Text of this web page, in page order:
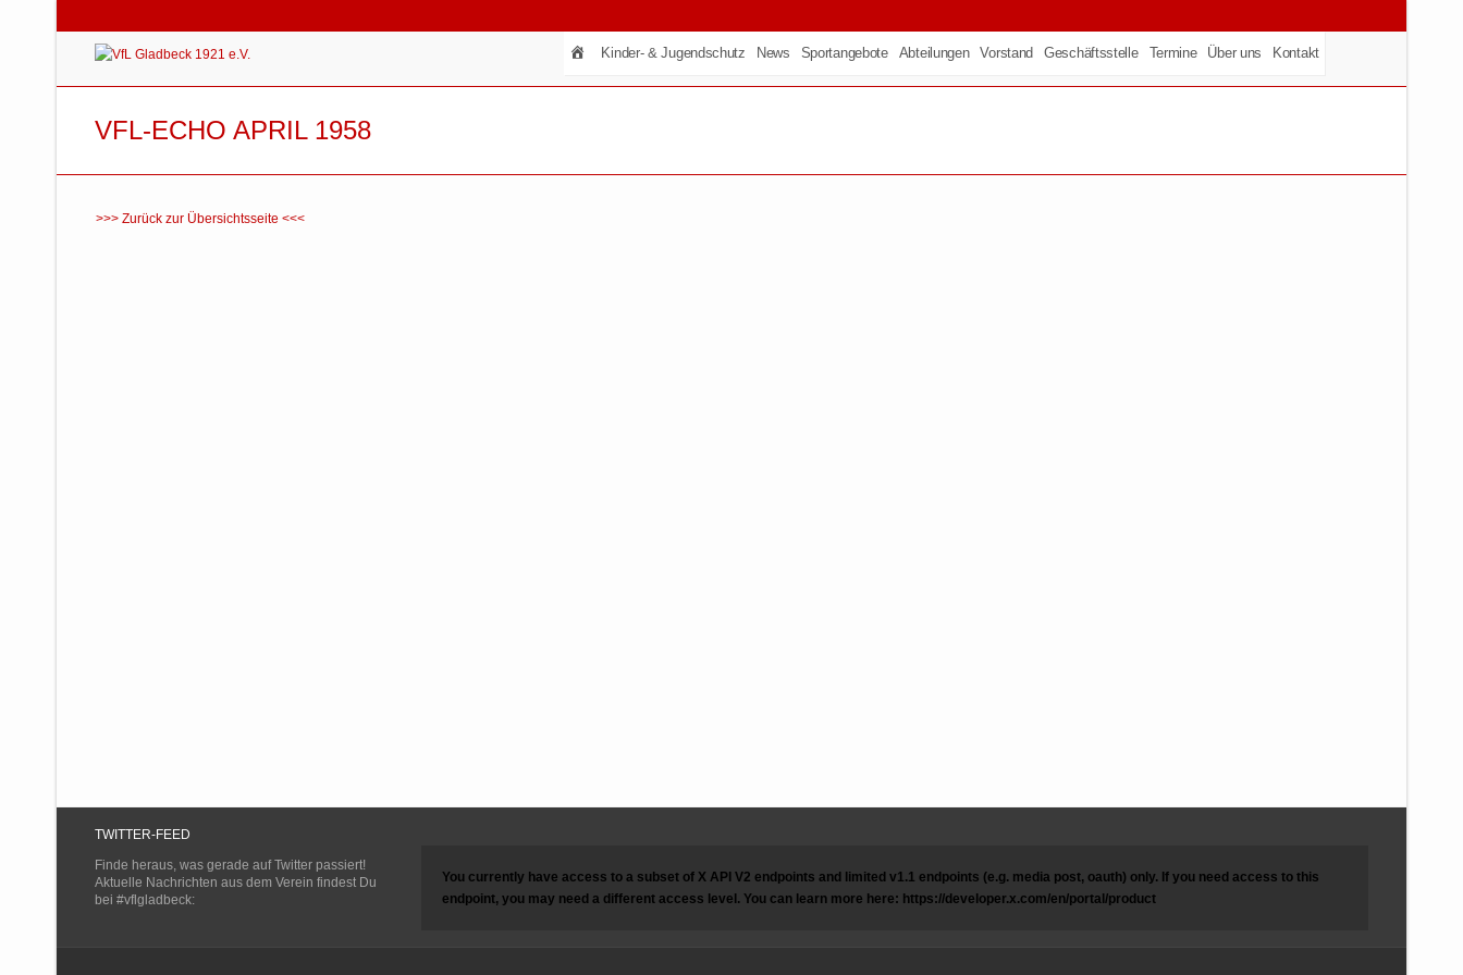
Kinder- & Jugendschutz News Sportangebote Abteilungen Vorstand Geschäftsstelle Termine Über uns Kontakt
VFL-ECHO APRIL 1958
>>> Zurück zur Übersichtsseite <<<
TWITTER-FEED
Finde heraus, was gerade auf Twitter passiert!
Aktuelle Nachrichten aus dem Verein findest Du
bei #vflgladbeck:
You currently have access to a subset of X API V2 endpoints and limited v1.1 endpoints (e.g. media post, oauth) only. If you need access to this
endpoint, you may need a different access level. You can learn more here: https://developer.x.com/en/portal/product